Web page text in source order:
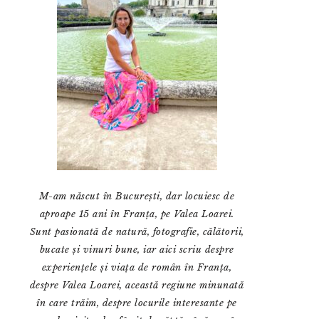
M-am născut în București, dar locuiesc de
aproape 15 ani în Franța, pe Valea Loarei.
Sunt pasionată de natură, fotografie, călătorii,
bucate și vinuri bune, iar aici scriu despre
experiențele și viața de român în Franța,
despre Valea Loarei, această regiune minunată
în care trăim, despre locurile interesante pe